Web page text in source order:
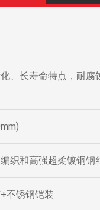
、长寿命特点，耐腐
织和高强超柔镀铜钢
不锈钢铠装